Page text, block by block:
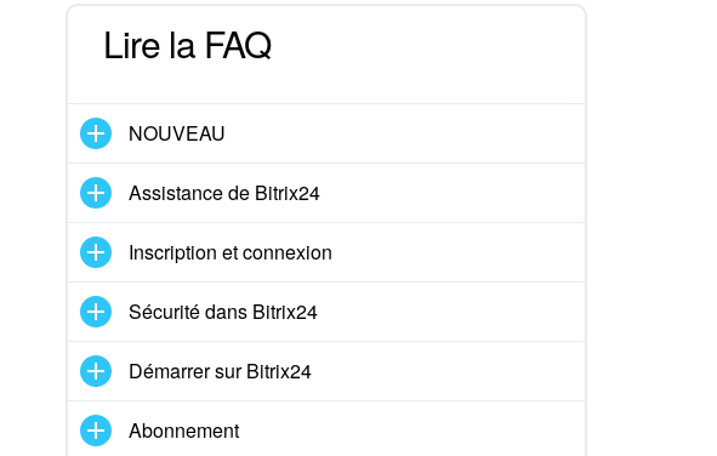
Lire la FAQ
NOUVEAU
Assistance de Bitrix24
Inscription et connexion
Sécurité dans Bitrix24
Démarrer sur Bitrix24
Abonnement